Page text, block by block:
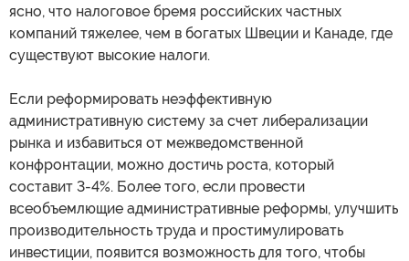
ясно, что налоговое бремя российских частных
компаний тяжелее, чем в богатых Швеции и Канаде, где
существуют высокие налоги.
Если реформировать неэффективную
административную систему за счет либерализации
рынка и избавиться от межведомственной
конфронтации, можно достичь роста, который
составит 3-4%. Более того, если провести
всеобъемлющие административные реформы, улучшить
производительность труда и простимулировать
инвестиции, появится возможность для того, чтобы